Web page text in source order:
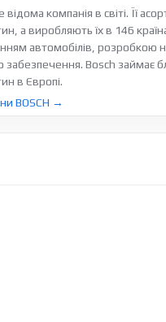
компанія в світі. Її
а виробляють їх в 146
автомобілів, розробкою
забезпечення. Bosch займає
в Європі.
BOSCH →